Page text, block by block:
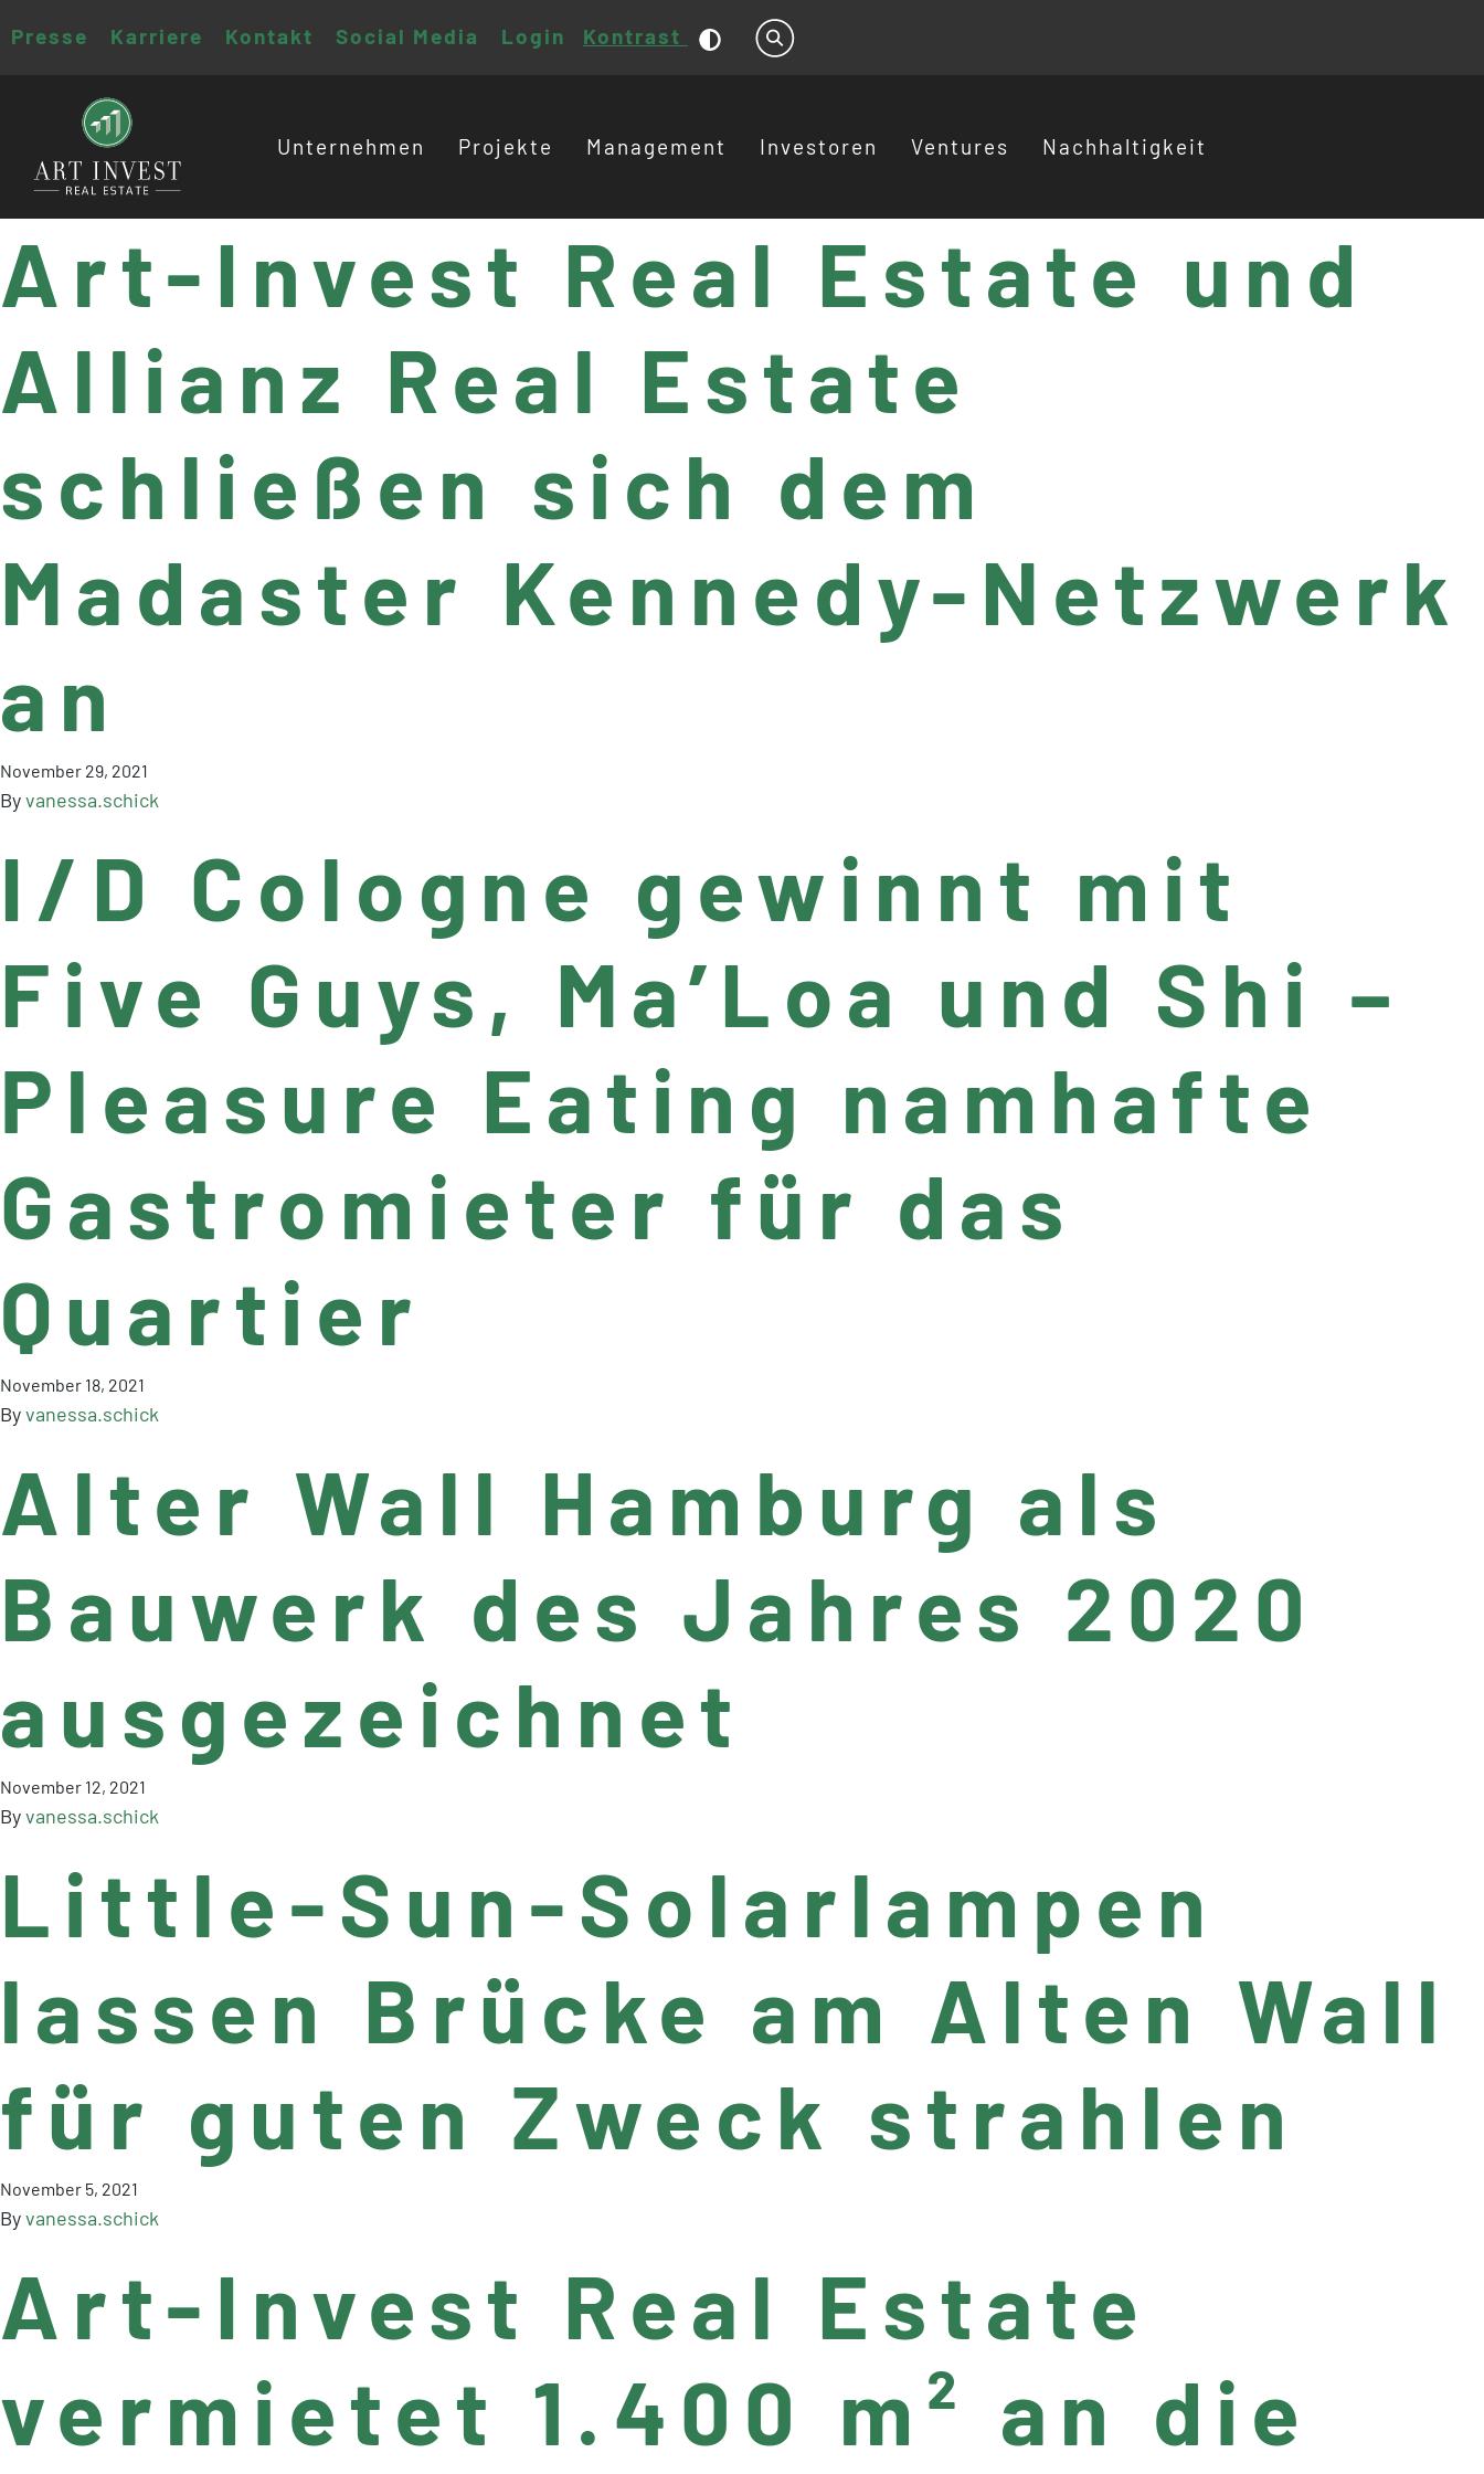
Presse Karriere Kontakt Social Media Login Kontrast Suche
Unternehmen Projekte Management Investoren Ventures Nachhaltigkeit
Art-Invest Real Estate und
Allianz Real Estate
schließen sich dem
Madaster Kennedy-Netzwerk
an
November 29, 2021
Byvanessa.schick
I/D Cologne gewinnt mit
Five Guys, Ma’Loa und Shi –
Pleasure Eating namhafte
Gastromieter für das
Quartier
November 18, 2021
Byvanessa.schick
Alter Wall Hamburg als
Bauwerk des Jahres 2020
ausgezeichnet
November 12, 2021
Byvanessa.schick
Little-Sun-Solarlampen
lassen Brücke am Alten Wall
für guten Zweck strahlen
November 5, 2021
Byvanessa.schick
Art-Invest Real Estate
vermietet 1.400 m² an die